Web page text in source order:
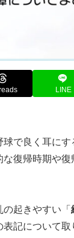
LINE
球で良く耳にす
な復帰時期や
起きやすい「
表記について取